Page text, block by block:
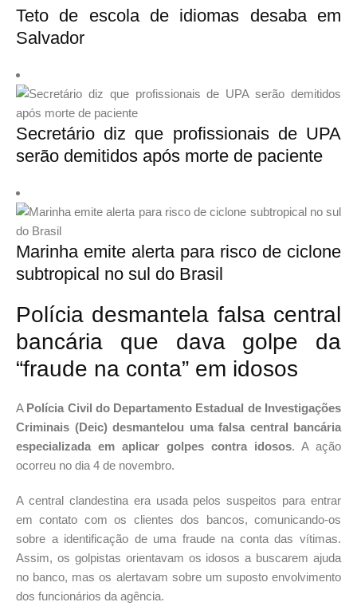
Teto de escola de idiomas desaba em
Salvador
Secretário diz que profissionais de UPA
serão demitidos após morte de paciente
Marinha emite alerta para risco de ciclone
subtropical no sul do Brasil
Polícia desmantela falsa central
bancária que dava golpe da
“fraude na conta” em idosos
A Polícia Civil do Departamento Estadual de Investigações
Criminais (Deic) desmantelou uma falsa central bancária
especializada em aplicar golpes contra idosos. A ação
ocorreu no dia 4 de novembro.
A central clandestina era usada pelos suspeitos para entrar
em contato com os clientes dos bancos, comunicando-os
sobre a identificação de uma fraude na conta das vítimas.
Assim, os golpistas orientavam os idosos a buscarem ajuda
no banco, mas os alertavam sobre um suposto envolvimento
dos funcionários da agência.